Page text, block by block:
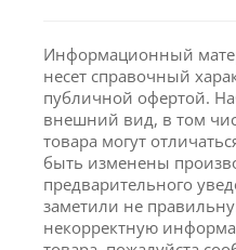
Информационный
несет справочный
публичной офертой.
внешний вид, в том
товара могут
быть изменены
предварительного
заметили не
некорректную